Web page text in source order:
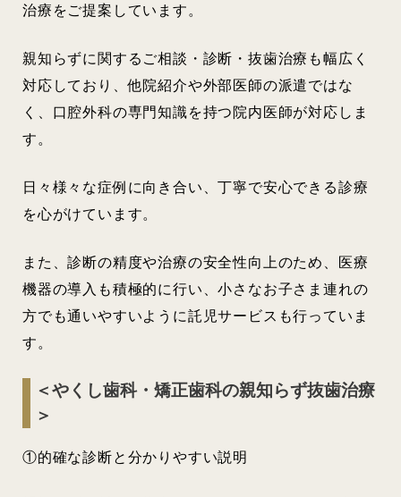
治療をご提案しています。
親知らずに関するご相談・診断・抜歯治療も幅広く
対応しており、他院紹介や外部医師の派遣ではな
く、口腔外科の専門知識を持つ院内医師が対応しま
す。
日々様々な症例に向き合い、丁寧で安心できる診療
を心がけています。
また、診断の精度や治療の安全性向上のため、医療
機器の導入も積極的に行い、小さなお子さま連れの
方でも通いやすいように託児サービスも行っていま
す。
＜やくし歯科・矯正歯科の親知らず抜歯治療
＞
①的確な診断と分かりやすい説明